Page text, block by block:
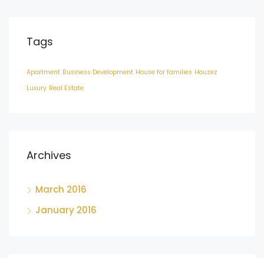
Tags
Apartment Business Development House for families Houzez
Luxury Real Estate
Archives
March 2016
January 2016